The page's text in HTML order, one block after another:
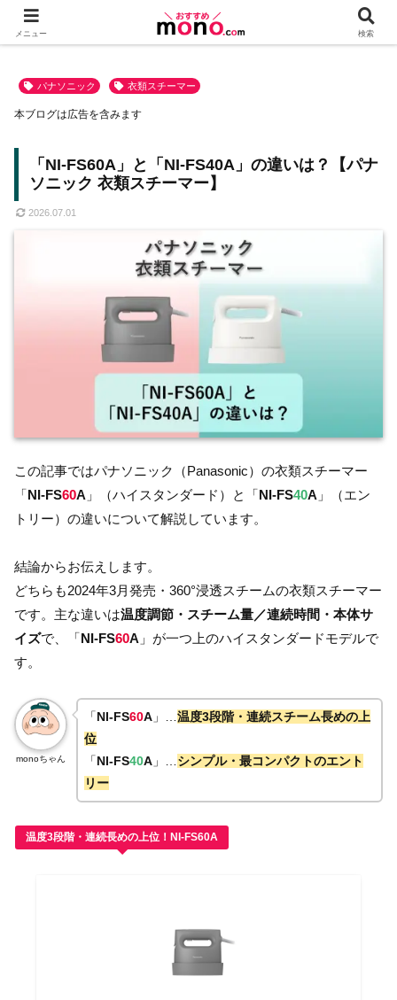
パナソニック 衣類スチーマー
「NI-FS60A」と「NI-FS40A」の違いは？【パナ
ソニック 衣類スチーマー】
2026.07.01
本ブログは広告を含みます
この記事ではパナソニック（Panasonic）の衣類スチーマー
「NI-FS60A 」（ハイスタンダード）と「NI-FS40A 」（エン
トリー）の違いについて解説しています。
結論からお伝えします。
どちらも2024年3月発売・360°浸透スチームの衣類スチーマー
です。主な違いは温度調節・スチーム量／連続時間・本体サ
イズで、「NI-FS60A 」が一つ上のハイスタンダードモデルで
す。
monoちゃん
「NI-FS60A 」… 温度3段階・連続スチーム長めの上
位
「NI-FS40A 」… シンプル・最コンパクトのエント
リー
温度3段階・連続長めの上位！NI-FS60A
メニュー 検索